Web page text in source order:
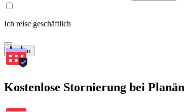
Ich reise geschäftlich
Suchen
Kostenlose Stornierung bei